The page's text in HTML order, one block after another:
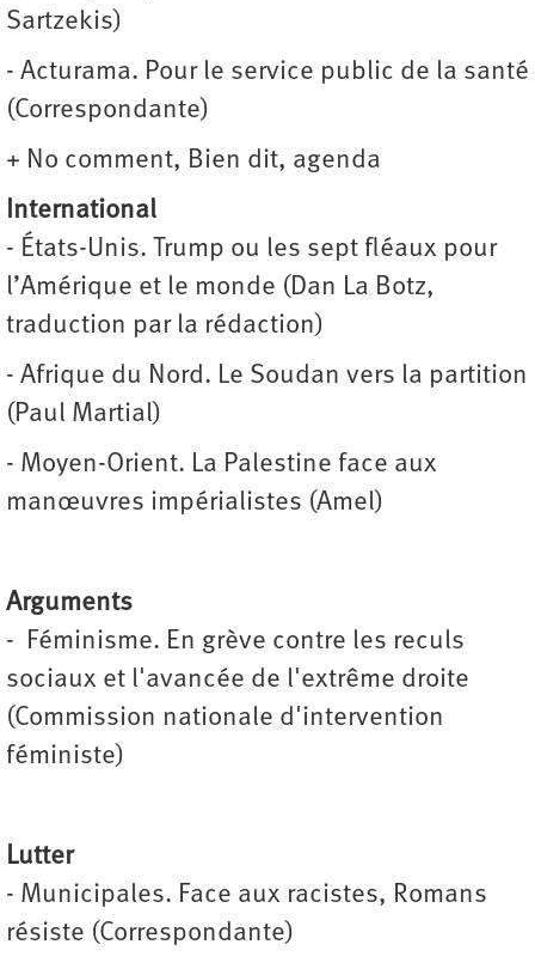
Sartzekis)
- Acturama. Pour le service public de la santé
(Correspondante)
+ No comment, Bien dit, agenda
International
- États-Unis. Trump ou les sept fléaux pour
l’Amérique et le monde (Dan La Botz,
traduction par la rédaction)
- Afrique du Nord. Le Soudan vers la partition
(Paul Martial)
- Moyen-Orient. La Palestine face aux
manœuvres impérialistes (Amel)
Arguments
- Féminisme. En grève contre les reculs
sociaux et l'avancée de l'extrême droite
(Commission nationale d'intervention
féministe)
Lutter
- Municipales. Face aux racistes, Romans
résiste (Correspondante)